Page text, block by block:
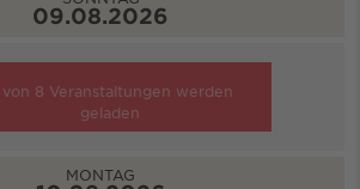
09.08.2026
von 8 Veranstaltungen werden
geladen
MONTAG